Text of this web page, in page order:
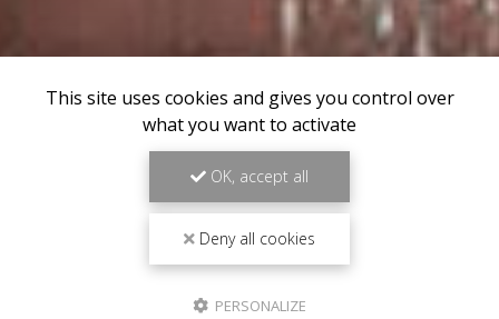
This site uses cookies and gives you control over
what you want to activate
OK, accept all
Deny all cookies
PERSONALIZE